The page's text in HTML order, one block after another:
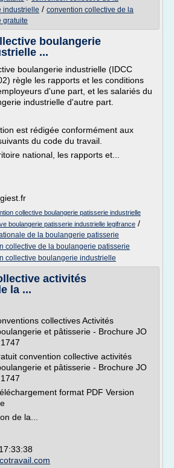
industrielle / convention collective de la
gratuite
boulangerie
...
boulangerie industrielle (IDCC
règle les rapports et les conditions
d'une part, et les salariés du
industrielle d'autre part.
est rédigée conformément aux
du code du travail.
national, les rapports et...
collective boulangerie patisserie industrielle
boulangerie patisserie industrielle legifrance /
de la boulangerie patisserie
collective de la boulangerie patisserie
collective boulangerie industrielle
activités
la ...
collectives Activités
et pâtisserie - Brochure JO
convention collective activités
et pâtisserie - Brochure JO
format PDF Version
de la...